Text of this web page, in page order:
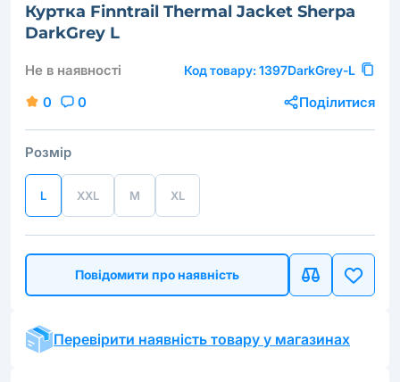
Куртка Finntrail Thermal Jacket Sherpa
DarkGrey L
Не в наявності Код товару: 1397DarkGrey-L
0 0 Поділитися
Розмір
L XXL M XL
Повідомити про наявність
Перевірити наявність товару у магазинах